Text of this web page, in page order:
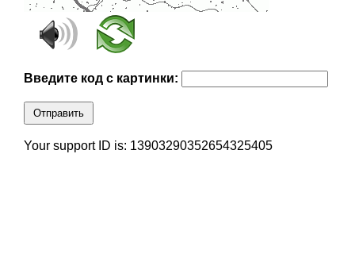
Введите код с картинки:
Отправить
Your support ID is: 13903290352654325405